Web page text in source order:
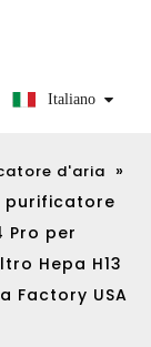
Italiano
d'aria »
purificatore
per
Hepa H13
Factory USA